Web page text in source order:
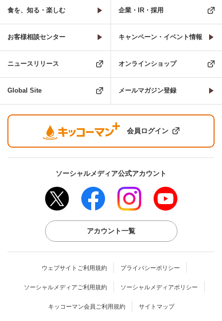
食を、知る・楽しむ 企業・IR・採用
お客様相談センター キャンペーン・イベント情報
ニュースリリース オンラインショップ
Global Site メールマガジン登録
会員ログイン
ソーシャルメディア公式アカウント
アカウント一覧
ウェブサイトご利用規約 プライバシーポリシー
ソーシャルメディアご利用規約 ソーシャルメディアポリシー
キッコーマン会員ご利用規約 サイトマップ